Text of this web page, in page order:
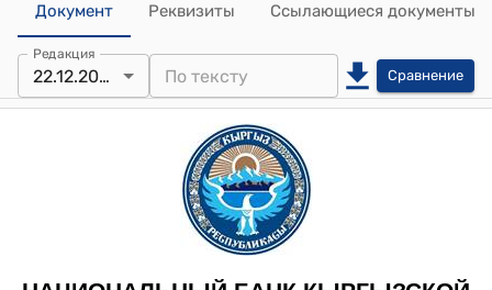
Документ Реквизиты Ссылающиеся документы
Редакция
22.12.2021 Сравнение